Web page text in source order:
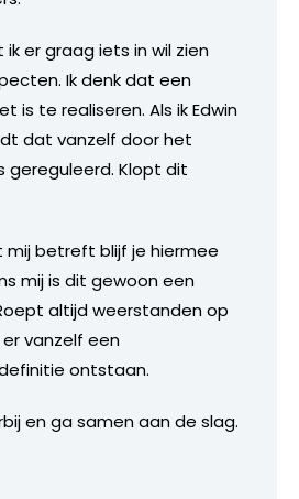
er graag iets in wil zien
Ik denk dat een
is te realiseren. Als ik Edwin
dat vanzelf door het
gereguleerd. Klopt dit
mij betreft blijf je hiermee
mij is dit gewoon een
altijd weerstanden op
vanzelf een
ontstaan.
en ga samen aan de slag.